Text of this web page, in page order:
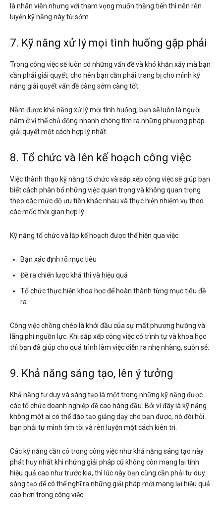
là nhân viên nhưng với tham vọng muốn thăng tiến thì nên rèn
luyện kỹ năng này từ sớm.
7. Kỹ năng xử lý mọi tình huống gặp phải
Trong công việc sẽ luôn có những vấn đề và khó khăn xảy mà bạn
cần phải giải quyết, cho nên bạn cần phải trang bị cho mình kỹ
năng giải quyết vấn đề càng sớm càng tốt.
Nắm được khả năng xử lý mọi tình huống, bạn sẽ luôn là người
nằm ở vị thế chủ động nhanh chóng tìm ra những phương pháp
giải quyết một cách hợp lý nhất.
8. Tổ chức và lên kế hoạch công việc
Việc thành thạo kỹ năng tổ chức và sắp xếp công việc sẽ giúp bạn
biết cách phân bổ những việc quan trọng và không quan trọng
theo các mức độ ưu tiên khác nhau và thực hiện nhiệm vụ theo
các mốc thời gian hợp lý.
Kỹ năng tổ chức và lập kế hoạch được thể hiện qua việc:
Bạn xác định rõ mục tiêu
Đề ra chiến lược khả thi và hiệu quả
Tổ chức thực hiện khoa học để hoàn thành từng mục tiêu đề
ra
Công việc chồng chéo là khởi đầu của sự mất phương hướng và
lãng phí nguồn lực. Khi sắp xếp công việc có trình tự và khoa học
thì bạn đã giúp cho quá trình làm việc diễn ra nhẹ nhàng, suôn sẻ.
9. Khả năng sáng tạo, lên ý tưởng
Khả năng tư duy và sáng tạo là một trong những kỹ năng được
các tổ chức doanh nghiệp đề cao hàng đầu. Bởi vì đây là kỹ năng
không một ai có thể đào tạo giảng dạy cho bạn được, nó đòi hỏi
bạn phải tự mình tìm tòi và rèn luyện một cách kiên trì.
Các kỹ năng cần có trong công việc như khả năng sáng tạo này
phát huy nhất khi những giải pháp cũ không còn mang lại tính
hiệu quả cao như trước kia, thì lúc này bạn cũng cần phải tư duy
sáng tạo để có thể nghĩ ra những giải pháp mới mang lại hiệu quả
cao hơn trong công việc.